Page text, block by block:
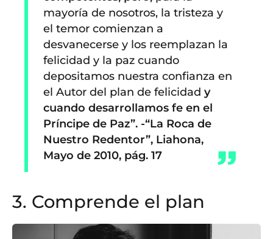
mayoría de nosotros, la tristeza y
el temor comienzan a
desvanecerse y los reemplazan la
felicidad y la paz cuando
depositamos nuestra confianza en
el Autor del plan de felicidad y
cuando desarrollamos fe en el
Príncipe de Paz”. -“La Roca de
Nuestro Redentor”, Liahona,
Mayo de 2010, pág. 17
3. Comprende el plan